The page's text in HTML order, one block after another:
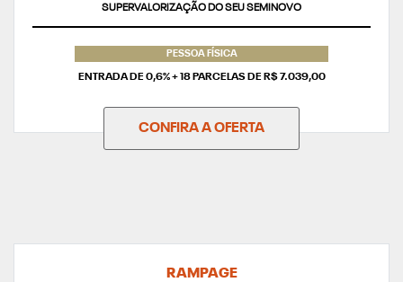
TAXA ZERO
PESSOA FÍSICA
ENTRADA DE 0,6% + 18 PARCELAS DE R$ 7.039,00
CONFIRA A OFERTA
RAMPAGE